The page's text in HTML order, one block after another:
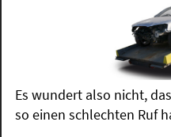
Es wundert also nicht,
so einen schlechten Ruf